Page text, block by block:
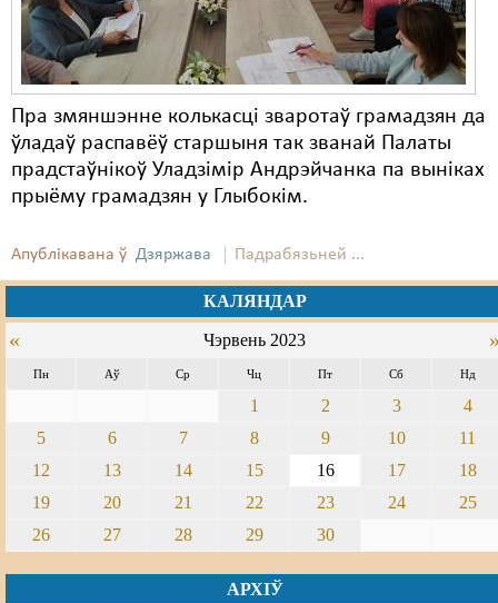
Пра змяншэнне колькасці зваротаў грамадзян да
ўладаў распавёў старшыня так званай Палаты
прадстаўнікоў Уладзімір Андрэйчанка па выніках
прыёму грамадзян у Глыбокім.
Апублікавана ў Дзяржава Падрабязьней ...
КАЛЯНДАР
« Чэрвень 2023
Пн Аў Ср Чц Пт Сб Нд
1 2 3
4
5
6 7 8 9 10
11
12
13 14 15 16 17
18
19
20 21 22 23 24
25
26
27 28 29 30
АРХІЎ